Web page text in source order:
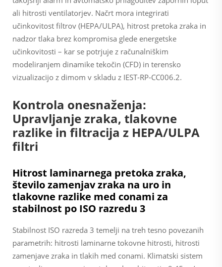
ali hitrosti ventilatorjev. Načrt mora integrirati
učinkovitost filtrov (HEPA/ULPA), hitrost pretoka zraka in
nadzor tlaka brez kompromisa glede energetske
učinkovitosti – kar se potrjuje z računalniškim
modeliranjem dinamike tekočin (CFD) in terensko
vizualizacijo z dimom v skladu z IEST-RP-CC006.2.
Kontrola onesnaženja:
Upravljanje zraka, tlakovne
razlike in filtracija z HEPA/ULPA
filtri
Hitrost laminarnega pretoka zraka,
število zamenjav zraka na uro in
tlakovne razlike med conami za
stabilnost po ISO razredu 3
Stabilnost ISO razreda 3 temelji na treh tesno povezanih
parametrih: hitrosti laminarne tokovne hitrosti, hitrosti
zamenjave zraka in tlakih med conami. Klimatski sistem